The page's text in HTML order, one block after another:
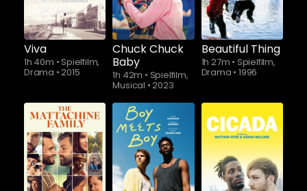
Viva
1h 40m • Spielfilm,
Drama •2015
Chuck Chuck
Baby
1h 42m • Spielfilm,
Musical •2023
Beautiful Thing
1h 27m • Spielfilm,
Drama • 1996